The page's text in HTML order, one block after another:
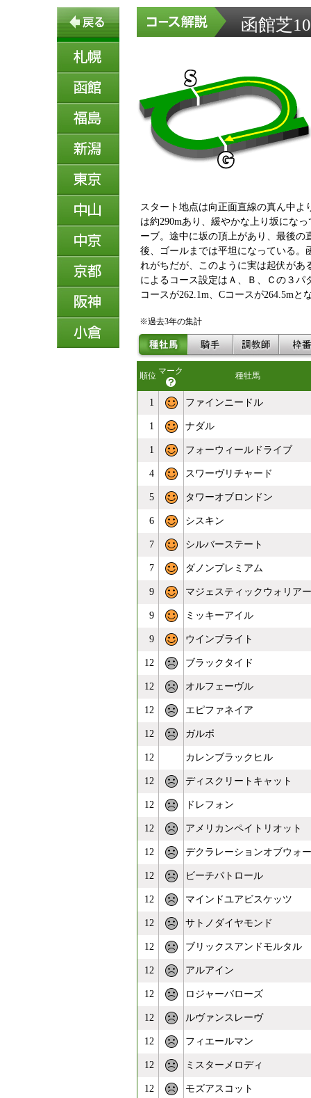
函館芝
スタート地点は向正面直線の真ん中
は約290mあり、緩やかな上り坂にな
ーブ。途中に坂の頂上があり、最後
後、ゴールまでは平坦になっている。
れがちだが、このように実は起伏があ
によるコース設定はＡ、Ｂ、Ｃの３
コースが262.1m、Cコースが264.5mと
※過去3年の集計